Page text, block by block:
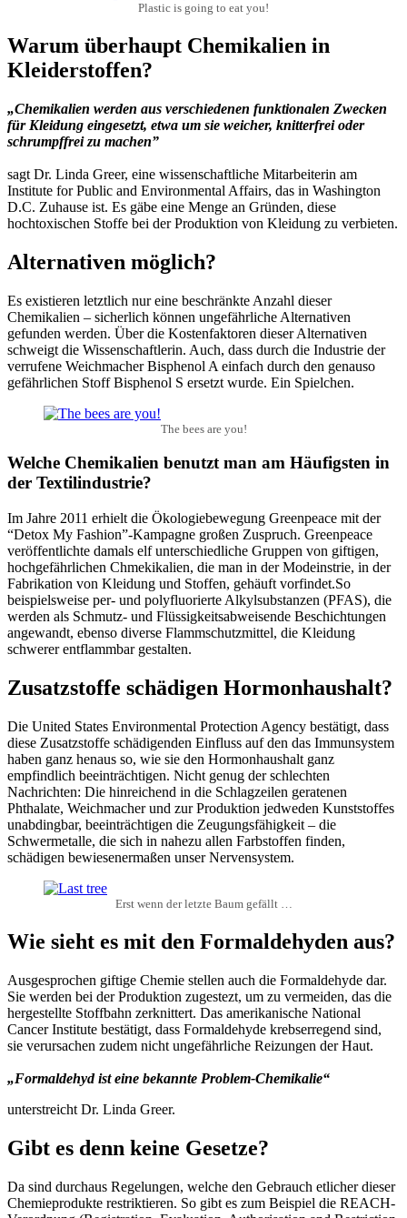
Plastic is going to eat you!
Warum überhaupt Chemikalien in
Kleiderstoffen?
„Chemikalien werden aus verschiedenen funktionalen Zwecken
für Kleidung eingesetzt, etwa um sie weicher, knitterfrei oder
schrumpffrei zu machen”
sagt Dr. Linda Greer, eine wissenschaftliche Mitarbeiterin am
Institute for Public and Environmental Affairs, das in Washington
D.C. Zuhause ist. Es gäbe eine Menge an Gründen, diese
hochtoxischen Stoffe bei der Produktion von Kleidung zu verbieten.
Alternativen möglich?
Es existieren letztlich nur eine beschränkte Anzahl dieser
Chemikalien – sicherlich können ungefährliche Alternativen
gefunden werden. Über die Kostenfaktoren dieser Alternativen
schweigt die Wissenschaftlerin. Auch, dass durch die Industrie der
verrufene Weichmacher Bisphenol A einfach durch den genauso
gefährlichen Stoff Bisphenol S ersetzt wurde. Ein Spielchen.
The bees are you!
Welche Chemikalien benutzt man am Häufigsten in
der Textilindustrie?
Im Jahre 2011 erhielt die Ökologiebewegung Greenpeace mit der
“Detox My Fashion”-Kampagne großen Zuspruch. Greenpeace
veröffentlichte damals elf unterschiedliche Gruppen von giftigen,
hochgefährlichen Chmekikalien, die man in der Modeinstrie, in der
Fabrikation von Kleidung und Stoffen, gehäuft vorfindet.So
beispielsweise per- und polyfluorierte Alkylsubstanzen (PFAS), die
werden als Schmutz- und Flüssigkeitsabweisende Beschichtungen
angewandt, ebenso diverse Flammschutzmittel, die Kleidung
schwerer entflammbar gestalten.
Zusatzstoffe schädigen Hormonhaushalt?
Die United States Environmental Protection Agency bestätigt, dass
diese Zusatzstoffe schädigenden Einfluss auf den das Immunsystem
haben ganz henaus so, wie sie den Hormonhaushalt ganz
empfindlich beeinträchtigen. Nicht genug der schlechten
Nachrichten: Die hinreichend in die Schlagzeilen geratenen
Phthalate, Weichmacher und zur Produktion jedweden Kunststoffes
unabdingbar, beeinträchtigen die Zeugungsfähigkeit – die
Schwermetalle, die sich in nahezu allen Farbstoffen finden,
schädigen bewiesenermaßen unser Nervensystem.
Erst wenn der letzte Baum gefällt …
Wie sieht es mit den Formaldehyden aus?
Ausgesprochen giftige Chemie stellen auch die Formaldehyde dar.
Sie werden bei der Produktion zugestezt, um zu vermeiden, das die
hergestellte Stoffbahn zerknittert. Das amerikanische National
Cancer Institute bestätigt, dass Formaldehyde krebserregend sind,
sie verursachen zudem nicht ungefährliche Reizungen der Haut.
„Formaldehyd ist eine bekannte Problem-Chemikalie“
unterstreicht Dr. Linda Greer.
Gibt es denn keine Gesetze?
Da sind durchaus Regelungen, welche den Gebrauch etlicher dieser
Chemieprodukte restriktieren. So gibt es zum Beispiel die REACH-